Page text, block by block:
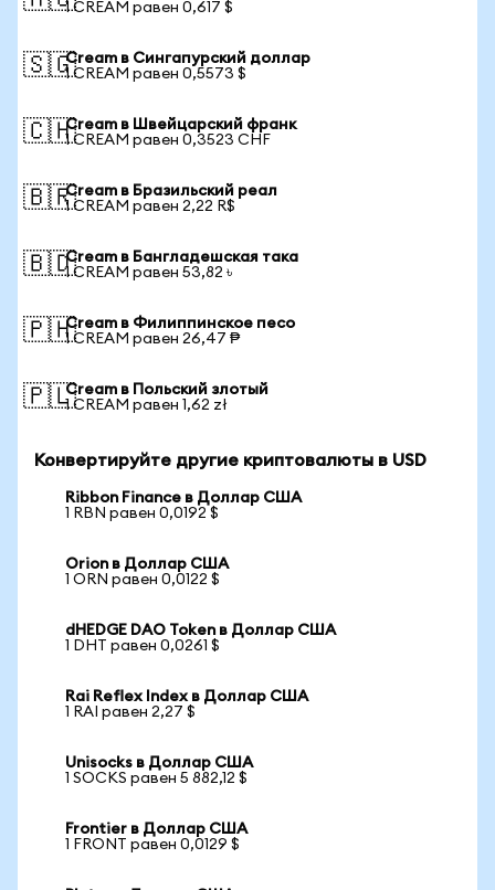
1 CREAM равен 0,617 $
🇸🇬Cream в Сингапурский доллар
1 CREAM равен 0,5573 $
🇨🇭Cream в Швейцарский франк
1 CREAM равен 0,3523 CHF
🇧🇷Cream в Бразильский реал
1 CREAM равен 2,22 R$
🇧🇩Cream в Бангладешская така
1 CREAM равен 53,82 ৳
🇵🇭Cream в Филиппинское песо
1 CREAM равен 26,47 ₱
🇵🇱Cream в Польский злотый
1 CREAM равен 1,62 zł
Конвертируйте другие криптовалюты в USD
Ribbon Finance в Доллар США
1 RBN равен 0,0192 $
Orion в Доллар США
1 ORN равен 0,0122 $
dHEDGE DAO Token в Доллар США
1 DHT равен 0,0261 $
Rai Reflex Index в Доллар США
1 RAI равен 2,27 $
Unisocks в Доллар США
1 SOCKS равен 5 882,12 $
Frontier в Доллар США
1 FRONT равен 0,0129 $